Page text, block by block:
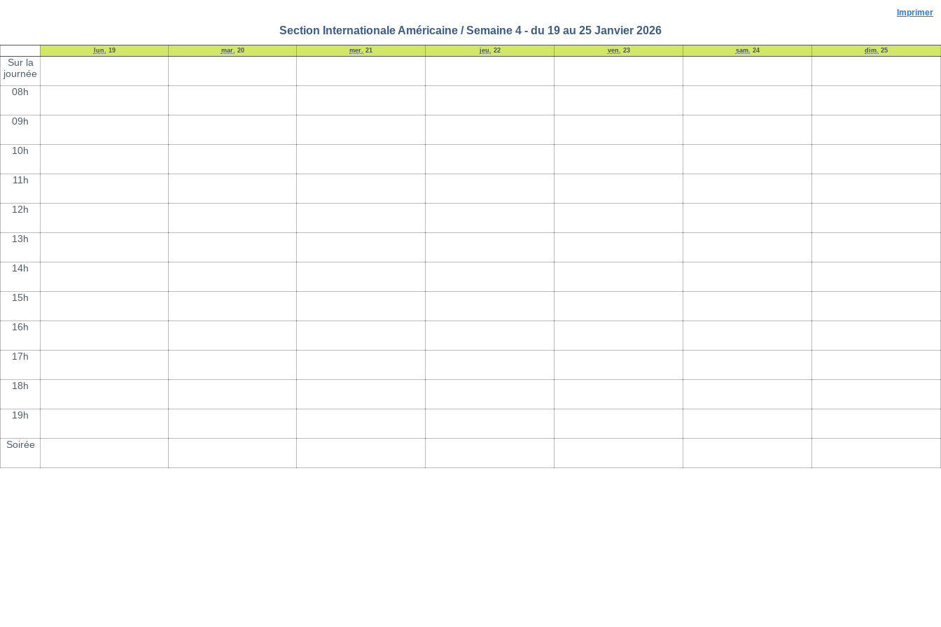
Imprimer
Section Internationale Américaine / Semaine 4 - du 19 au 25 Janvier 2026
lun. 19 mar. 20 mer. 21 jeu. 22 ven. 23 sam. 24 dim. 25
Sur la
journée
08h
09h
10h
11h
12h
13h
14h
15h
16h
17h
18h
19h
Soirée